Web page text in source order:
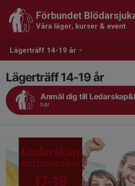
Lägerträff 14-19 år
Förbundet
Våra läger, kurser & event
Lägerträff 14-19 år
Anmäl dig till
här